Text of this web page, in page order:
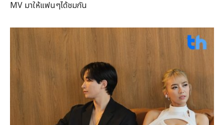
MV มาให้แฟนๆได้ชมกัน